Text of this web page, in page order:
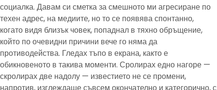
социалка. Давам си сметка за смешното ми агресиране по
техен адрес, на медиите, но то се появява спонтанно,
когато видя близък човек, попаднал в тяхно обръщение,
който по очевидни причини вече го няма да
противодейства. Гледах тъпо в екрана, както е
обикновеното в такива моменти. Сролирах едно нагоре —
скролирах две надолу — известието не се промени,